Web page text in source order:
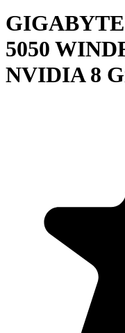
5050
NVIDIA 8